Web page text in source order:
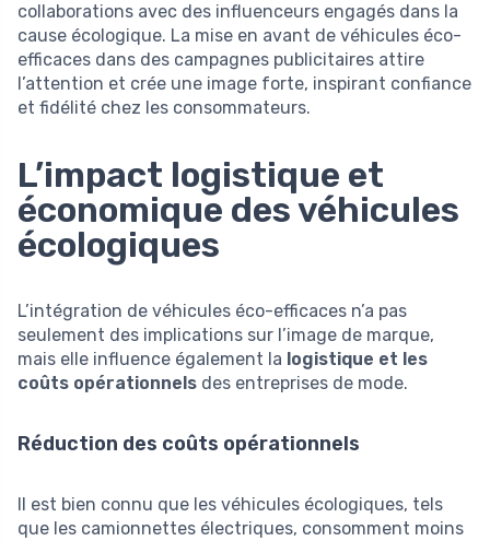
collaborations avec des influenceurs engagés dans la
cause écologique. La mise en avant de véhicules éco-
efficaces dans des campagnes publicitaires attire
l’attention et crée une image forte, inspirant confiance
et fidélité chez les consommateurs.
L’impact logistique et
économique des véhicules
écologiques
L’intégration de véhicules éco-efficaces n’a pas
seulement des implications sur l’image de marque,
mais elle influence également la logistique et les
coûts opérationnels des entreprises de mode.
Réduction des coûts opérationnels
Il est bien connu que les véhicules écologiques, tels
que les camionnettes électriques, consomment moins